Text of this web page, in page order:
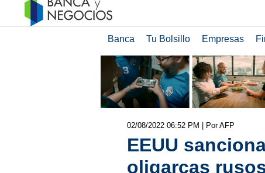
Banca Tu Bolsillo Empresas
02/08/2022 06:52 PM | Por AFP
EEUU
oligarcas